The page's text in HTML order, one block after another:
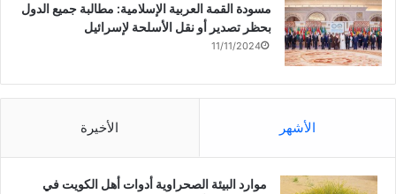
مسودة القمة العربية الإسلامية: مطالبة جميع الدول
بحظر تصدير أو نقل الأسلحة لإسرائيل
11/11/2024
الأشهر الأخيرة
موارد البيئة الصحراوية أدوات أهل الكويت في